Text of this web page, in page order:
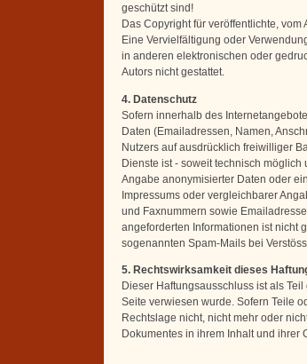
geschützt sind!
Das Copyright für veröffentlichte,
Eine Vervielfältigung oder
in anderen elektronischen oder
Autors nicht gestattet.
4. Datenschutz
Sofern innerhalb des
Daten (Emailadressen, Namen,
Nutzers auf ausdrücklich freiwilliger
Dienste ist - soweit technisch
Angabe anonymisierter Daten oder
Impressums oder vergleichbarer
und Faxnummern sowie
angeforderten Informationen ist nicht
sogenannten Spam-Mails bei
5. Rechtswirksamkeit dieses
Dieser Haftungsausschluss ist als
Seite verwiesen wurde. Sofern Teile
Rechtslage nicht, nicht mehr oder
Dokumentes in ihrem Inhalt und ihrer